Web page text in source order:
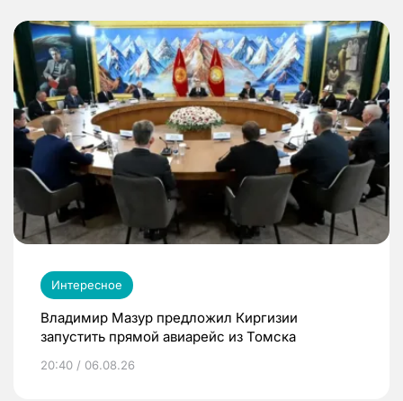
Интересное
Владимир Мазур предложил Киргизии
запустить прямой авиарейс из Томска
20:40 / 06.08.26